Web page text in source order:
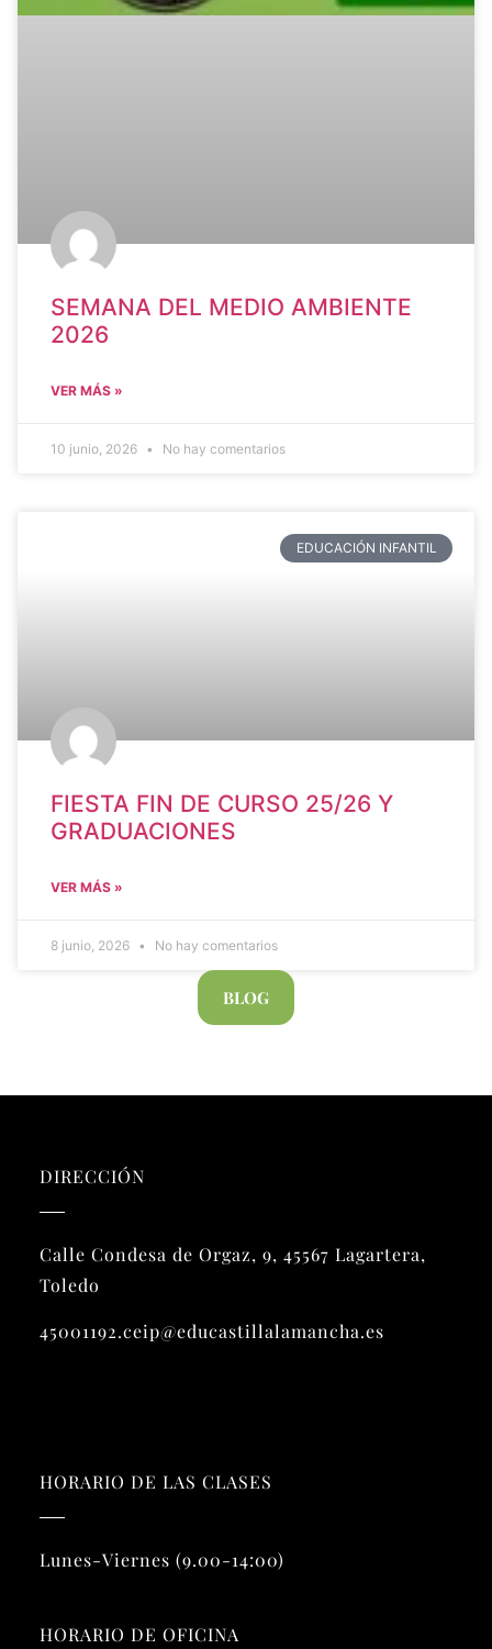
SEMANA DEL MEDIO AMBIENTE
2026
VER MÁS »
10 junio, 2026 No hay comentarios
EDUCACIÓN INFANTIL
FIESTA FIN DE CURSO 25/26 Y
GRADUACIONES
VER MÁS »
8 junio, 2026 No hay comentarios
BLOG
DIRECCIÓN
Calle Condesa de Orgaz, 9, 45567 Lagartera,
Toledo
45001192.ceip@educastillalamancha.es
HORARIO DE LAS CLASES
Lunes-Viernes (9.00-14:00)
HORARIO DE OFICINA